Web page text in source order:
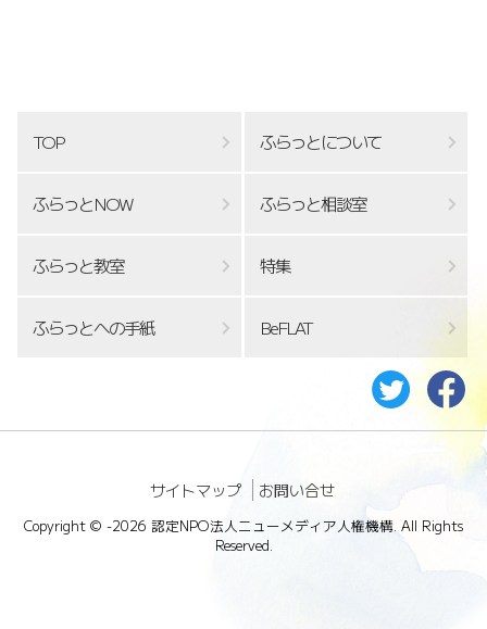
TOP ふらっとについて
ふらっとNOW ふらっと相談室
ふらっと教室 特集
ふらっとへの手紙 BeFLAT
サイトマップ お問い合せ
Copyright © -2026 認定NPO法人ニューメディア人権機構. All Rights
Reserved.